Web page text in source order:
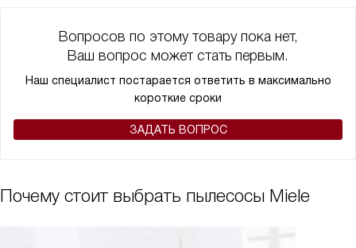
Вопросов по этому товару пока нет,
Ваш вопрос может стать первым.
Наш специалист постарается ответить в максимально
короткие сроки
ЗАДАТЬ ВОПРОС
Почему стоит выбрать пылесосы Miele